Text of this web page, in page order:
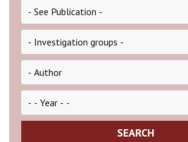
SEARCH